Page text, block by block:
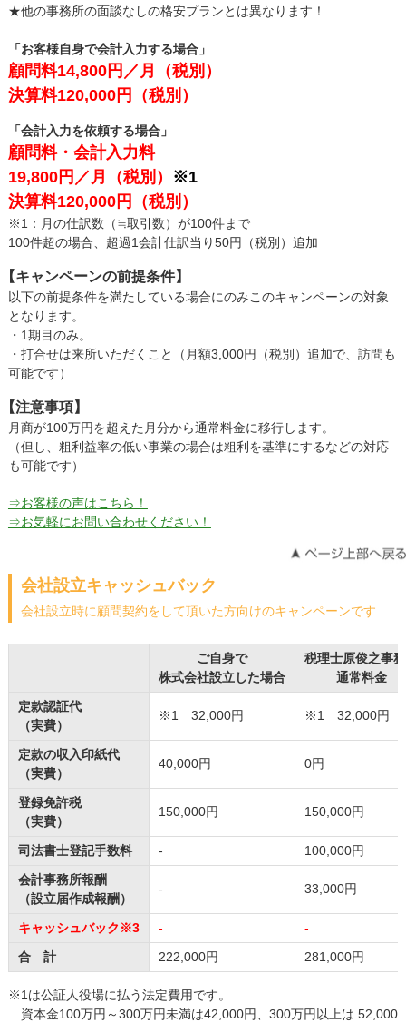
★他の事務所の面談なしの格安プランとは異なります！
「お客様自身で会計入力する場合」
顧問料14,800円／月（税別）
決算料120,000円（税別）
「会計入力を依頼する場合」
顧問料・会計入力料
19,800円／月（税別）
※1
決算料120,000円（税別）
※1：月の仕訳数（≒取引数）が100件まで
100件超の場合、超過1会計仕訳当り50円（税別）追加
【キャンペーンの前提条件】
以下の前提条件を満たしている場合にのみこのキャンペーンの対象
となります。
・1期目のみ。
・打合せは来所いただくこと（月額3,000円（税別）追加で、訪問も
可能です）
【注意事項】
月商が100万円を超えた月分から通常料金に移行します。
（但し、粗利益率の低い事業の場合は粗利を基準にするなどの対応
も可能です）
⇒お客様の声はこちら！
⇒お気軽にお問い合わせください！
会社設立キャッシュバック
会社設立時に顧問契約をして頂いた方向けのキャンペーンです
ご自身で
株式会社設立した場合
税理士原俊之事
通常料金
定款認証代
（実費）
※1 32,000円 ※1 32,000円
定款の収入印紙代
（実費）
40,000円 0円
登録免許税
（実費）
150,000円 150,000円
司法書士登記手数料 -
100,000円
会計事務所報酬
（設立届作成報酬）
- 33,000円
キャッシュバック ※3 -
-
合 計
222,000円 281,000円
※1は公証人役場に払う法定費用です。
資本金100万円～300万円未満は42,000円、300万円以上は 52,000